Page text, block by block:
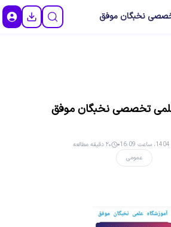
نخبگان موفق
تخصصی نخبگان موفق
عمومی
۲۰ دقیقه مطالعه